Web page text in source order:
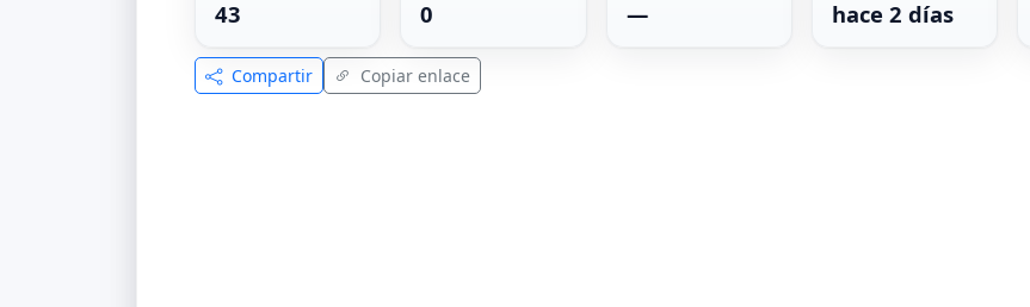
43 0 — hace 2 días
Compartir Copiar enlace